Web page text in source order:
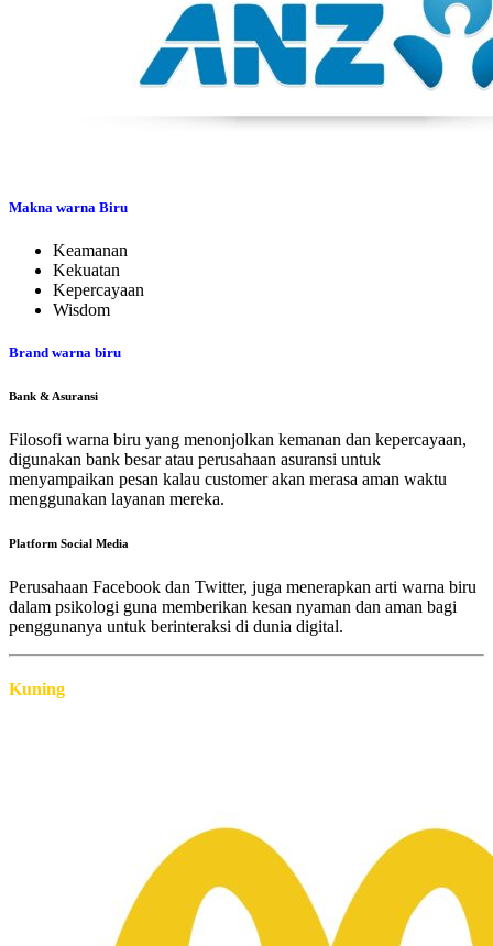
Makna warna Biru
Keamanan
Kekuatan
Kepercayaan
Wisdom
Brand warna biru
Bank & Asuransi
Filosofi warna biru yang menonjolkan kemanan dan kepercayaan,
digunakan bank besar atau perusahaan asuransi untuk
menyampaikan pesan kalau customer akan merasa aman waktu
menggunakan layanan mereka.
Platform Social Media
Perusahaan Facebook dan Twitter, juga menerapkan arti warna biru
dalam psikologi guna memberikan kesan nyaman dan aman bagi
penggunanya untuk berinteraksi di dunia digital.
Kuning